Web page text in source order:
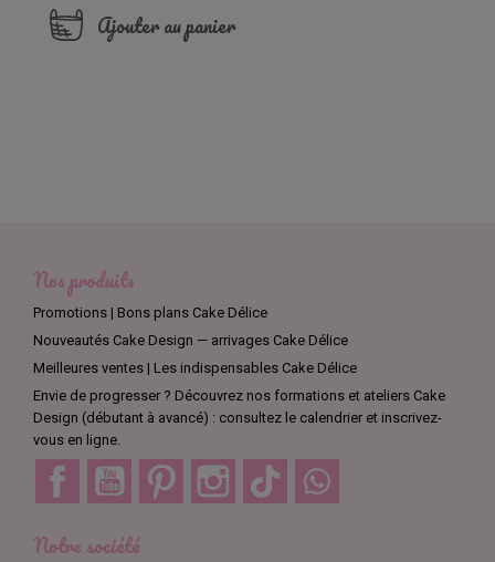
Ajouter au panier
Nos produits
Promotions | Bons plans Cake Délice
Nouveautés Cake Design — arrivages Cake Délice
Meilleures ventes | Les indispensables Cake Délice
Envie de progresser ? Découvrez nos formations et ateliers Cake
Design (débutant à avancé) : consultez le calendrier et inscrivez-
vous en ligne.
Facebook YouTube Pinterest Instagram TikTok
Notre société